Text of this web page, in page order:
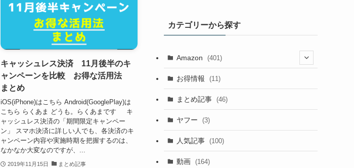
キャッシュレス決済 11月後半のキ
ャンペーンを比較 お得な活用法
まとめ
iOS(iPhone)はこちら Android(GooglePlay)は
こちら らくあま どうも。らくあまです キ
ャッシュレス決済の「期間限定キャンペー
ン」 スマホ決済に詳しい人でも、各決済のキ
ャンペーン内容や実施時期を把握するのは、
なかなか大変なのですが、...
2019年11月15日 まとめ記事
カテゴリーから探す
Amazon (401)
お得情報 (11)
まとめ記事 (46)
ヤフー (3)
人気記事 (100)
動画 (164)